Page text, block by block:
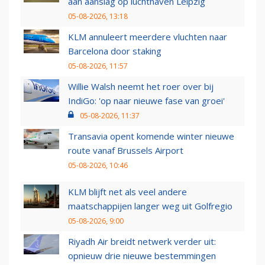
05-08-2026, 13:18
KLM annuleert meerdere vluchten naar
Barcelona door staking
05-08-2026, 11:57
Willie Walsh neemt het roer over bij
IndiGo: 'op naar nieuwe fase van groei'
05-08-2026, 11:37
Transavia opent komende winter nieuwe
route vanaf Brussels Airport
05-08-2026, 10:46
KLM blijft net als veel andere
maatschappijen langer weg uit Golfregio
05-08-2026, 9:00
Riyadh Air breidt netwerk verder uit:
opnieuw drie nieuwe bestemmingen